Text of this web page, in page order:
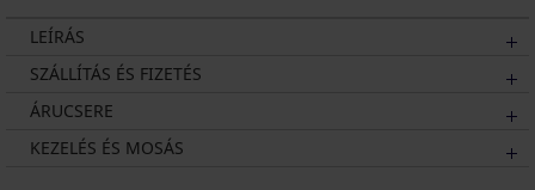
LEÍRÁS
SZÁLLÍTÁS ÉS FIZETÉS
ÁRUCSERE
KEZELÉS ÉS MOSÁS